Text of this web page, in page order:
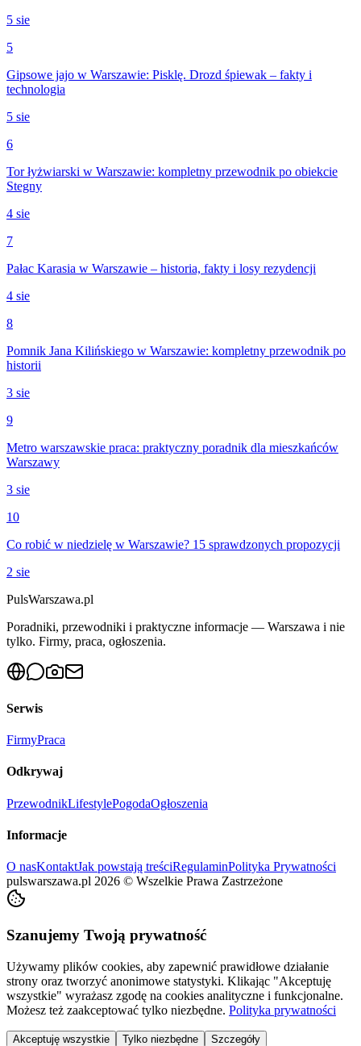
5 sie
5
Gipsowe jajo w Warszawie: Pisklę. Drozd śpiewak – fakty i
technologia
5 sie
6
Tor łyżwiarski w Warszawie: kompletny przewodnik po obiekcie
Stegny
4 sie
7
Pałac Karasia w Warszawie – historia, fakty i losy rezydencji
4 sie
8
Pomnik Jana Kilińskiego w Warszawie: kompletny przewodnik po
historii
3 sie
9
Metro warszawskie praca: praktyczny poradnik dla mieszkańców
Warszawy
3 sie
10
Co robić w niedzielę w Warszawie? 15 sprawdzonych propozycji
2 sie
PulsWarszawa.pl
Poradniki, przewodniki i praktyczne informacje — Warszawa i nie
tylko. Firmy, praca, ogłoszenia.
Serwis
FirmyPraca
Odkrywaj
PrzewodnikLifestylePogodaOgłoszenia
Informacje
O nasKontaktJak powstają treściRegulaminPolityka Prywatności
pulswarszawa.pl 2026 © Wszelkie Prawa Zastrzeżone
Szanujemy Twoją prywatność
Używamy plików cookies, aby zapewnić prawidłowe działanie
strony oraz tworzyć anonimowe statystyki. Klikając "Akceptuję
wszystkie" wyrażasz zgodę na cookies analityczne i funkcjonalne.
Możesz też zaakceptować tylko niezbędne. Polityka prywatności
Akceptuję wszystkie Tylko niezbędne Szczegóły